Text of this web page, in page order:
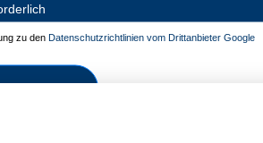
zu den Datenschutzrichtlinien vom Drittanbieter Google